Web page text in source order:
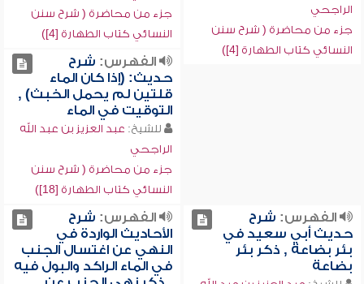
الراجحي
جزء من محاضرة ( شرح سنن
النسائي كتاب الطهارة [4])
جزء من محاضرة ( شرح سنن
النسائي كتاب الطهارة [4])
الفهرس: شرح
حديث: (إذا كان الماء
قلتين لم يحمل الخبث) ,
التوقيت في الماء
للشيخ: عبد العزيز بن عبد الله
الراجحي
جزء من محاضرة ( شرح سنن
النسائي كتاب الطهارة [18])
الفهرس: شرح
حديث أبي سعيد في
بئر بضاعة , ذكر بئر
بضاعة
الفهرس: شرح
الأحاديث الواردة في
النهي عن اغتسال الجنب
في الماء الراكد والبول فيه